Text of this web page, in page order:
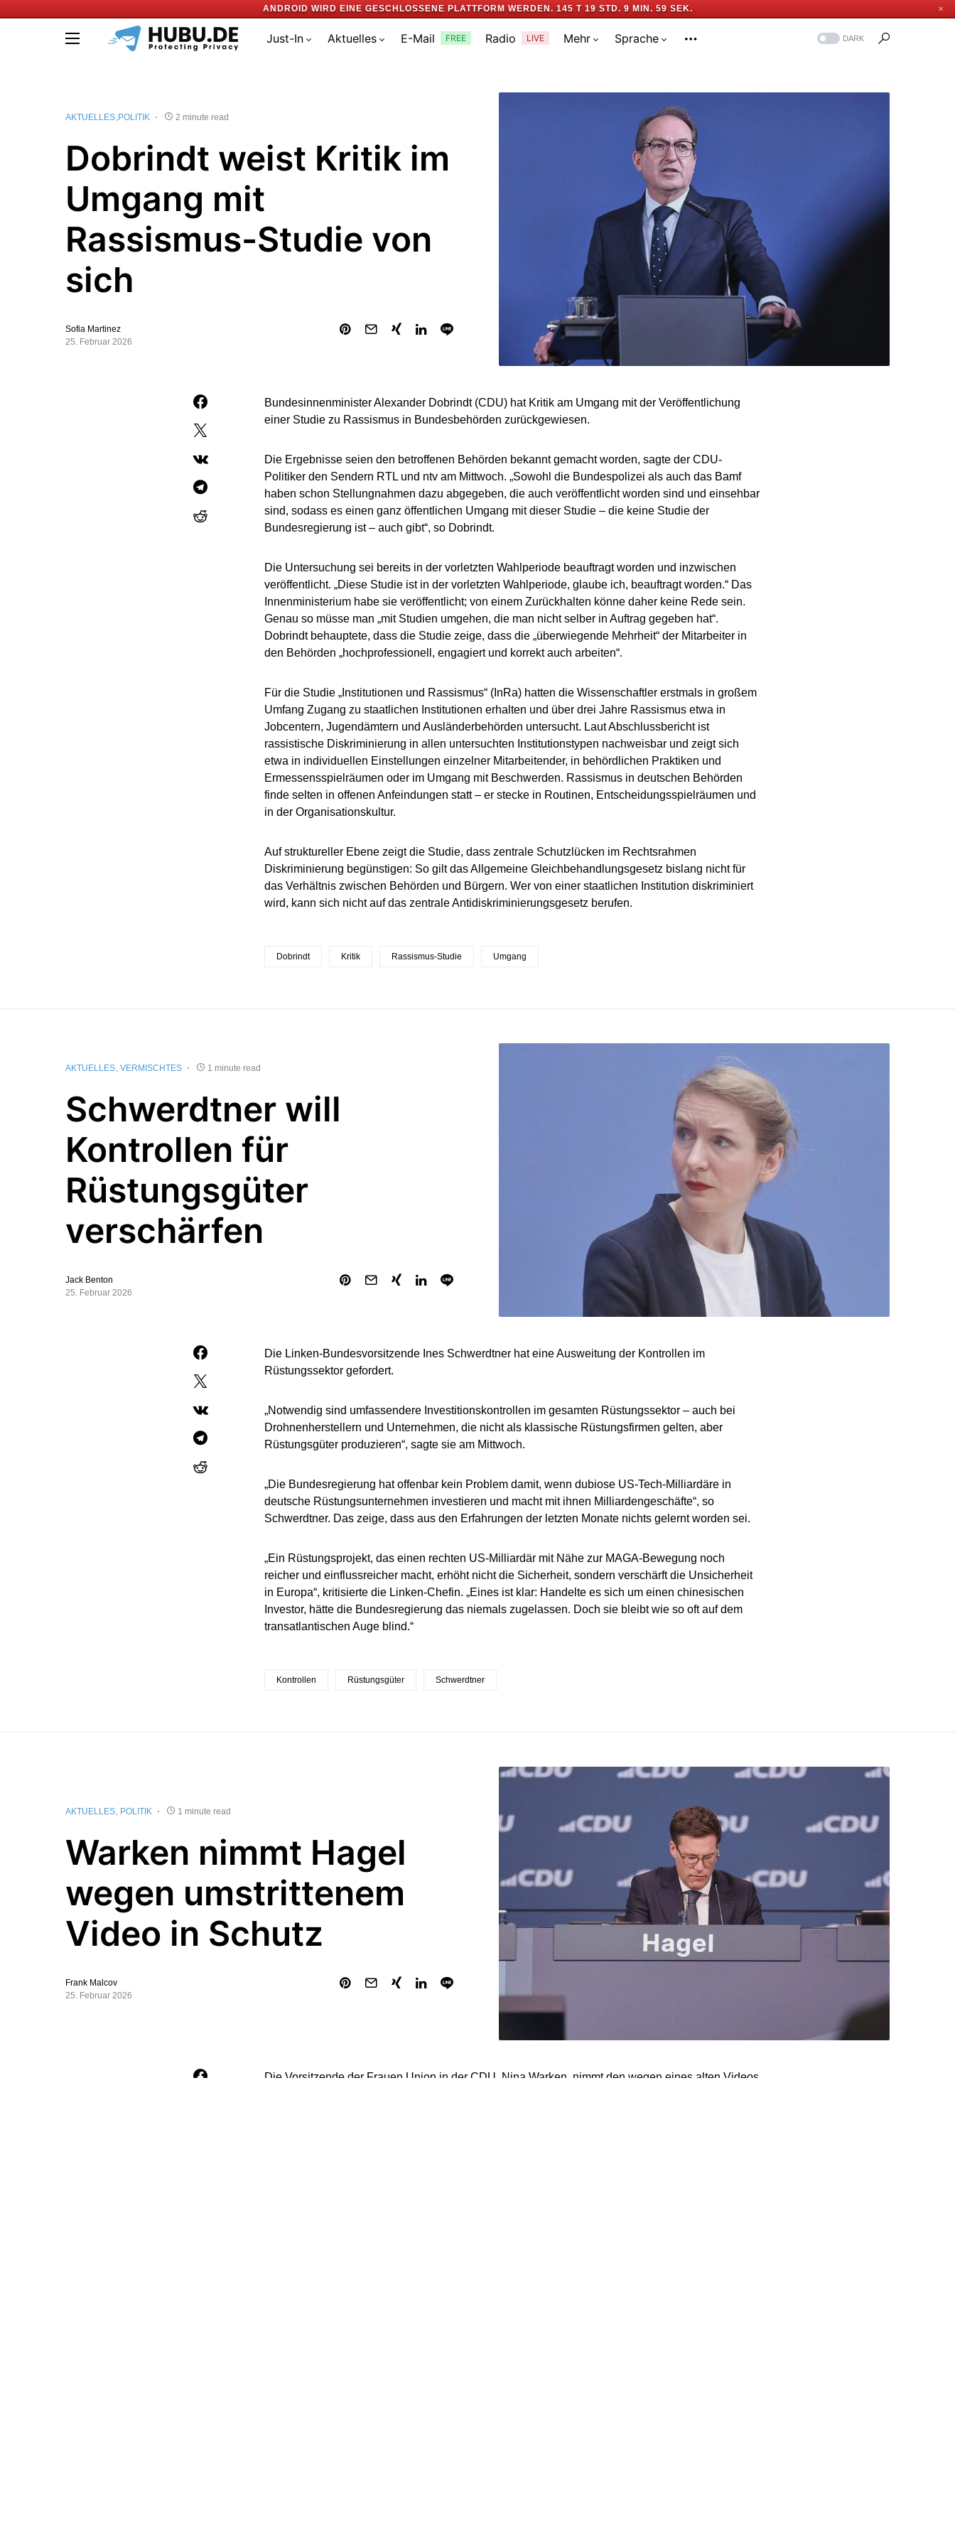
ANDROID WIRD EINE GESCHLOSSENE PLATTFORM WERDEN. 145 T 19 STD. 9 MIN. 58 SEK. ✕
Just-In Aktuelles E-Mail FREE Radio LIVE Mehr Sprache DARK
AKTUELLES POLITIK 2 minute read
Dobrindt weist Kritik im
Umgang mit
Rassismus-Studie von
sich
Sofia Martinez
25. Februar 2026
Bundesinnenminister Alexander Dobrindt (CDU) hat Kritik am Umgang mit der Veröffentlichung
einer Studie zu Rassismus in Bundesbehörden zurückgewiesen.
Die Ergebnisse seien den betroffenen Behörden bekannt gemacht worden, sagte der CDU-
Politiker den Sendern RTL und ntv am Mittwoch. „Sowohl die Bundespolizei als auch das Bamf
haben schon Stellungnahmen dazu abgegeben, die auch veröffentlicht worden sind und einsehbar
sind, sodass es einen ganz öffentlichen Umgang mit dieser Studie – die keine Studie der
Bundesregierung ist – auch gibt“, so Dobrindt.
Die Untersuchung sei bereits in der vorletzten Wahlperiode beauftragt worden und inzwischen
veröffentlicht. „Diese Studie ist in der vorletzten Wahlperiode, glaube ich, beauftragt worden.“ Das
Innenministerium habe sie veröffentlicht; von einem Zurückhalten könne daher keine Rede sein.
Genau so müsse man „mit Studien umgehen, die man nicht selber in Auftrag gegeben hat“.
Dobrindt behauptete, dass die Studie zeige, dass die „überwiegende Mehrheit“ der Mitarbeiter in
den Behörden „hochprofessionell, engagiert und korrekt auch arbeiten“.
Für die Studie „Institutionen und Rassismus“ (InRa) hatten die Wissenschaftler erstmals in großem
Umfang Zugang zu staatlichen Institutionen erhalten und über drei Jahre Rassismus etwa in
Jobcentern, Jugendämtern und Ausländerbehörden untersucht. Laut Abschlussbericht ist
rassistische Diskriminierung in allen untersuchten Institutionstypen nachweisbar und zeigt sich
etwa in individuellen Einstellungen einzelner Mitarbeitender, in behördlichen Praktiken und
Ermessensspielräumen oder im Umgang mit Beschwerden. Rassismus in deutschen Behörden
finde selten in offenen Anfeindungen statt – er stecke in Routinen, Entscheidungsspielräumen und
in der Organisationskultur.
Auf struktureller Ebene zeigt die Studie, dass zentrale Schutzlücken im Rechtsrahmen
Diskriminierung begünstigen: So gilt das Allgemeine Gleichbehandlungsgesetz bislang nicht für
das Verhältnis zwischen Behörden und Bürgern. Wer von einer staatlichen Institution diskriminiert
wird, kann sich nicht auf das zentrale Antidiskriminierungsgesetz berufen.
Dobrindt Kritik Rassismus-Studie Umgang
AKTUELLES VERMISCHTES 1 minute read
Schwerdtner will
Kontrollen für
Rüstungsgüter
verschärfen
Jack Benton
25. Februar 2026
Die Linken-Bundesvorsitzende Ines Schwerdtner hat eine Ausweitung der Kontrollen im
Rüstungssektor gefordert.
„Notwendig sind umfassendere Investitionskontrollen im gesamten Rüstungssektor – auch bei
Drohnenherstellern und Unternehmen, die nicht als klassische Rüstungsfirmen gelten, aber
Rüstungsgüter produzieren“, sagte sie am Mittwoch.
„Die Bundesregierung hat offenbar kein Problem damit, wenn dubiose US-Tech-Milliardäre in
deutsche Rüstungsunternehmen investieren und macht mit ihnen Milliardengeschäfte“, so
Schwerdtner. Das zeige, dass aus den Erfahrungen der letzten Monate nichts gelernt worden sei.
„Ein Rüstungsprojekt, das einen rechten US-Milliardär mit Nähe zur MAGA-Bewegung noch
reicher und einflussreicher macht, erhöht nicht die Sicherheit, sondern verschärft die Unsicherheit
in Europa“, kritisierte die Linken-Chefin. „Eines ist klar: Handelte es sich um einen chinesischen
Investor, hätte die Bundesregierung das niemals zugelassen. Doch sie bleibt wie so oft auf dem
transatlantischen Auge blind.“
Kontrollen Rüstungsgüter Schwerdtner
AKTUELLES POLITIK 1 minute read
Warken nimmt Hagel
wegen umstrittenem
Video in Schutz
Frank Malcov
25. Februar 2026
Die Vorsitzende der Frauen Union in der CDU, Nina Warken, nimmt den wegen eines alten Videos